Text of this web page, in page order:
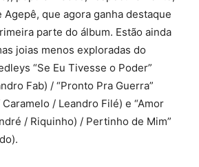
Agepê, que agora ganha destaque
parte do álbum. Estão ainda
joias menos exploradas do
“Se Eu Tivesse o Poder”
Fab) / “Pronto Pra Guerra”
/ Leandro Filé) e “Amor
/ Riquinho) / Pertinho de Mim”